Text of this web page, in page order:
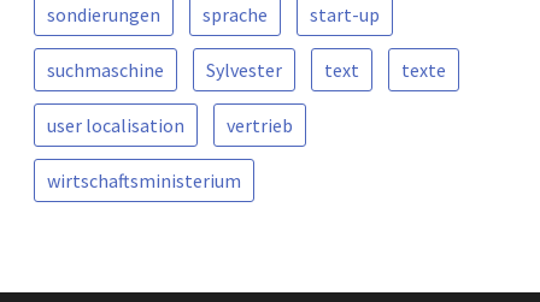
sondierungen sprache start-up
suchmaschine Sylvester text texte
user localisation vertrieb
wirtschaftsministerium